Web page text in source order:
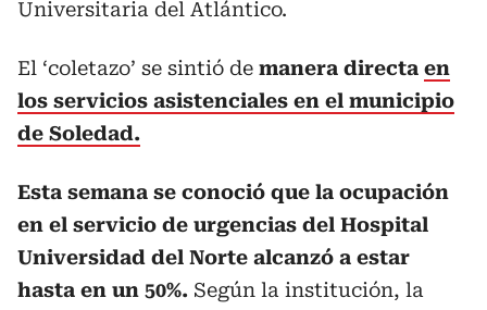
Universitaria del Atlántico.
El ‘coletazo’ se sintió de manera directa en
los servicios asistenciales en el municipio
de Soledad.
Esta semana se conoció que la ocupación
en el servicio de urgencias del Hospital
Universidad del Norte alcanzó a estar
hasta en un 50%. Según la institución, la